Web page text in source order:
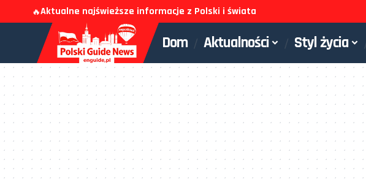
🔥Aktualne najświeższe informacje z Polski i świata
Dom Aktualności Styl życia